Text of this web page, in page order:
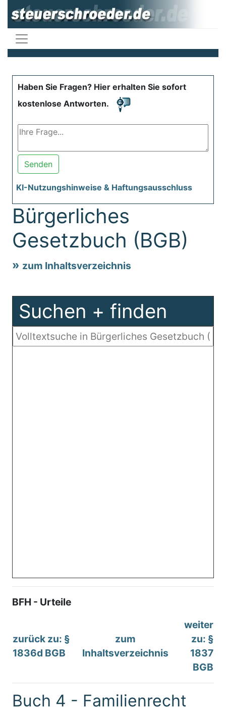
Haben Sie Fragen? Hier erhalten Sie sofort
kostenlose Antworten.
Senden
KI-Nutzungshinweise & Haftungsausschluss
Bürgerliches
Gesetzbuch (BGB)
zum Inhaltsverzeichnis
Suchen + finden
BFH - Urteile
zurück zu: §
1836d BGB
zum
Inhaltsverzeichnis
weiter
zu: §
1837
BGB
Buch 4 - Familienrecht